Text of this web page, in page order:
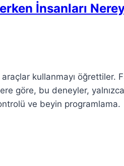
İnsanları
araçlar kullanmayı öğrettiler.
göre, bu deneyler, yalnızca
ve beyin programlama.